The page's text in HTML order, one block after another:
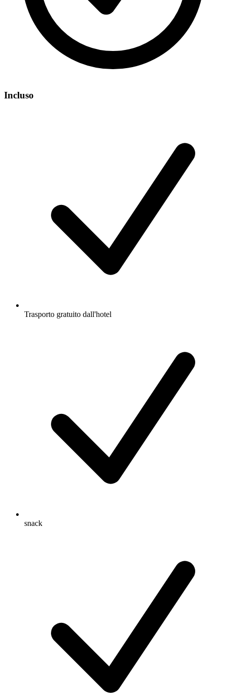
Incluso
Trasporto gratuito dall'hotel
snack